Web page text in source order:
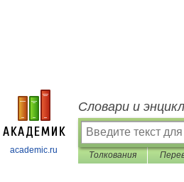
academic.ru
Словари и
Толкования